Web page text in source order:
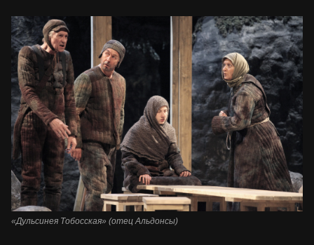
«Дульсинея Тобосская» (отец Альдонсы)